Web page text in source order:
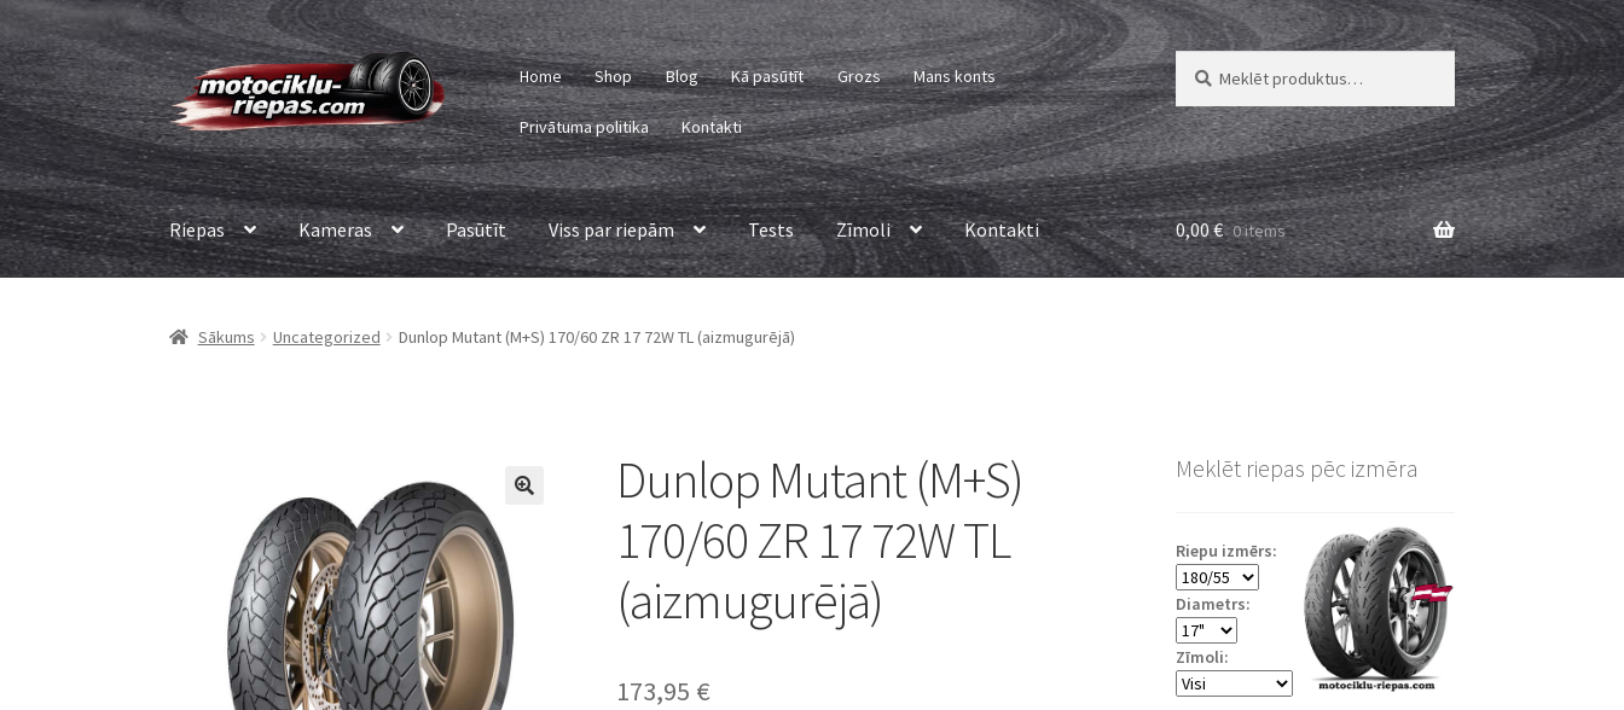
Skip
to
navigation
Skip
to
content
Home Shop Blog Kā pasūtīt Grozs Mans konts
Privātuma politika Kontakti
Meklēt:
Meklēt
Riepas Kameras Pasūtīt Viss par riepām Tests Zīmoli Kontakti 0,00€ 0 items
Sākums Uncategorized Dunlop Mutant (M+S) 170/60 ZR 17 72W TL (aizmugurējā)
Dunlop Mutant (M+S)
170/60 ZR 17 72W TL
(aizmugurējā)
173,95 €
Meklēt riepas pēc izmēra
Riepu izmērs:
Diametrs:
Zīmoli: